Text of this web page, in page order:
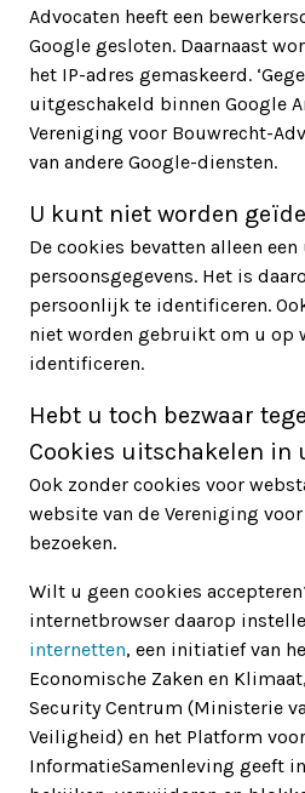
Advocaten heeft een
Google gesloten. Daarnaast
het IP-adres gemaskeerd.
uitgeschakeld binnen Google
Vereniging voor Bouwrecht-
van andere Google-diensten.
U kunt niet worden
De cookies bevatten alleen
persoonsgegevens. Het is
persoonlijk te identificeren.
niet worden gebruikt om u op
identificeren.
Hebt u toch bezwaar
Cookies uitschakelen in
Ook zonder cookies voor
website van de Vereniging
bezoeken.
Wilt u geen cookies
internetbrowser daarop
internetten, een initiatief van
Economische Zaken en
Security Centrum (Ministerie
Veiligheid) en het Platform
InformatieSamenleving geeft